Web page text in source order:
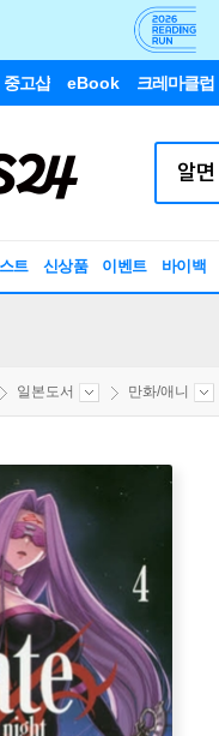
중고샵 eBook 크레마클럽
트 신상품 이벤트 바이백
일본도서 만화/애니